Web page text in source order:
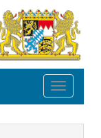
Toggle